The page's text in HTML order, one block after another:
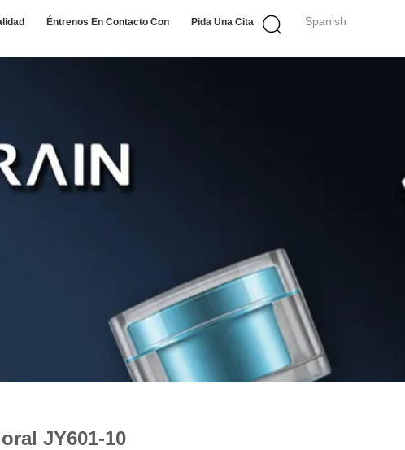
Spanish
Éntrenos En Contacto Con Pida Una Cita
JY601-10